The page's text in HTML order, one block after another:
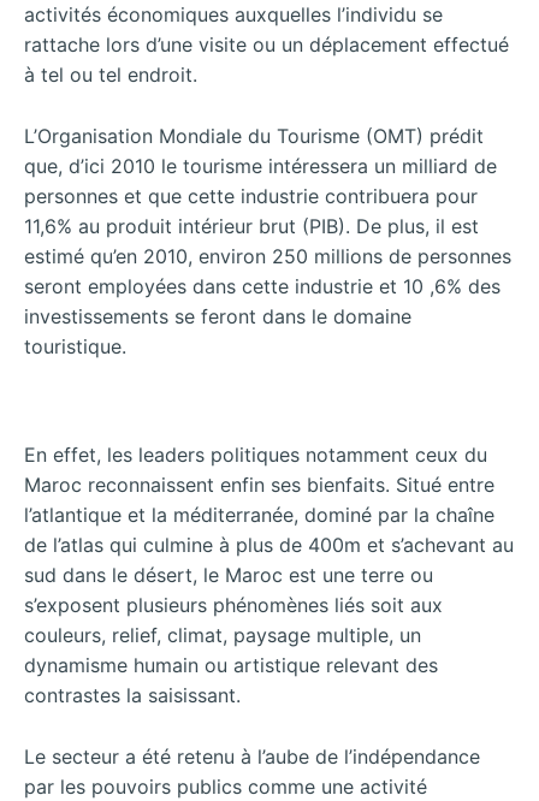
activités économiques auxquelles l’individu se
rattache lors d’une visite ou un déplacement effectué
à tel ou tel endroit.
L’Organisation Mondiale du Tourisme (OMT) prédit
que, d’ici 2010 le tourisme intéressera un milliard de
personnes et que cette industrie contribuera pour
11,6% au produit intérieur brut (PIB). De plus, il est
estimé qu’en 2010, environ 250 millions de personnes
seront employées dans cette industrie et 10 ,6% des
investissements se feront dans le domaine
touristique.
En effet, les leaders politiques notamment ceux du
Maroc reconnaissent enfin ses bienfaits. Situé entre
l’atlantique et la méditerranée, dominé par la chaîne
de l’atlas qui culmine à plus de 400m et s’achevant au
sud dans le désert, le Maroc est une terre ou
s’exposent plusieurs phénomènes liés soit aux
couleurs, relief, climat, paysage multiple, un
dynamisme humain ou artistique relevant des
contrastes la saisissant.
Le secteur a été retenu à l’aube de l’indépendance
par les pouvoirs publics comme une activité